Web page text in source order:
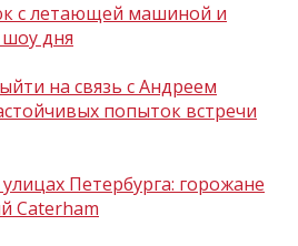
с летающей машиной и
дня
на связь с Андреем
попыток встречи
Петербурга: горожане
Caterham